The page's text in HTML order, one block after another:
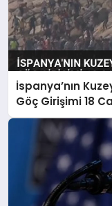
İspanya’nın
Göç Girişimi 18